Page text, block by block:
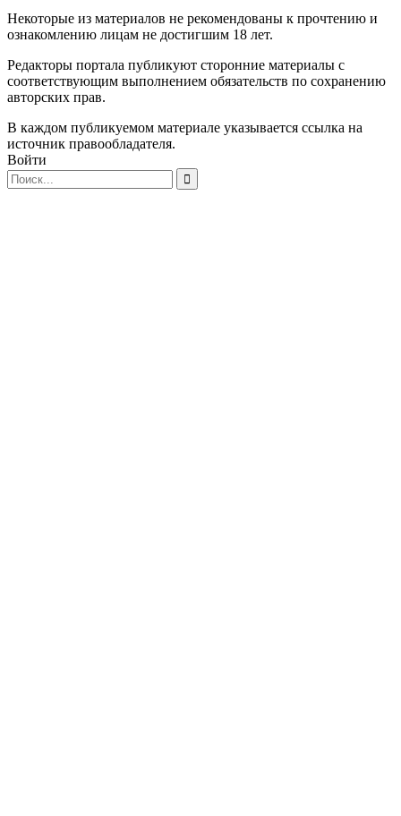
Некоторые из материалов не рекомендованы к прочтению и
ознакомлению лицам не достигшим 18 лет.
Редакторы портала публикуют сторонние материалы с
соответствующим выполнением обязательств по сохранению
авторских прав.
В каждом публикуемом материале указывается ссылка на
источник правообладателя.
Войти